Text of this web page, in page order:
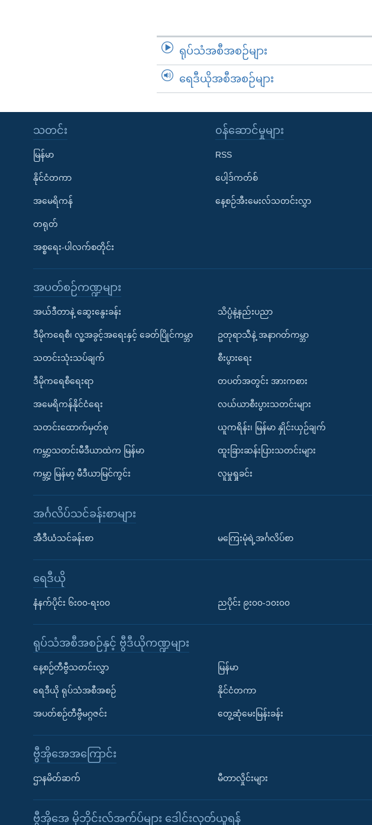
Learning English
ရုပ်သံအစီအစဉ်များ
ရေဒီယိုအစီအစဉ်များ
သတင်း
မြန်မာ
နိုင်ငံတကာ
အမေရိကန်
တရုတ်
အစ္စရေး-ပါလက်စတိုင်း
၀န်ဆောင်မှုများ
RSS
ပေါ့ဒ်ကတ်စ်
နေ့စဉ်အီးမေးလ်သတင်းလွှာ
အပတ်စဉ်ကဏ္ဍများ
အယ်ဒီတာနဲ့ ဆွေးနွေးခန်း
ဒီမိုကရေစီ၊ လူ့အခွင့်အရေးနှင့် ခေတ်ပြိုင်ကမ္ဘာ
သတင်းသုံးသပ်ချက်
ဒီမိုကရေစီရေးရာ
အမေရိကန်နိုင်ငံရေး
သတင်းထောက်မှတ်စု
ကမ္ဘာ့သတင်းမီဒီယာထဲက မြန်မာ
ကမ္ဘာ့ မြန်မာ့ မီဒီယာမြင်ကွင်း
သိပ္ပံနဲ့နည်းပညာ
ဥတုရာသီနဲ့ အနာဂတ်ကမ္ဘာ
စီးပွားရေး
တပတ်အတွင်း အားကစား
လယ်ယာစီးပွားသတင်းများ
ယူကရိန်း၊ မြန်မာ နှိုင်းယှဉ်ချက်
ထူးခြားဆန်းပြားသတင်းများ
လူမှုရှုခင်း
အင်္ဂလိပ်သင်ခန်းစာများ
အီဒီယံသင်ခန်းစာ မကြေးမုံရဲ့အင်္ဂလိပ်စာ
ရေဒီယို
နံနက်ပိုင်း ၆း၀၀-ရး၀၀ ညပိုင်း ၉း၀၀-၁၀း၀၀
ရုပ်သံအစီအစဉ်နှင့် ဗွီဒီယိုကဏ္ဍများ
နေ့စဉ်တီဗွီသတင်းလွှာ
ရေဒီယို ရုပ်သံအစီအစဉ်
အပတ်စဉ်တီဗွီမဂ္ဂဇင်း
မြန်မာ
နိုင်ငံတကာ
တွေ့ဆုံမေးမြန်းခန်း
ဗွီအိုအေအကြောင်း
ဌာနမိတ်ဆက် မီတာလှိုင်းများ
ဗွီအိုအေ မိုဘိုင်းလ်အက်ပ်များ ဒေါင်းလုတ်ယူရန်